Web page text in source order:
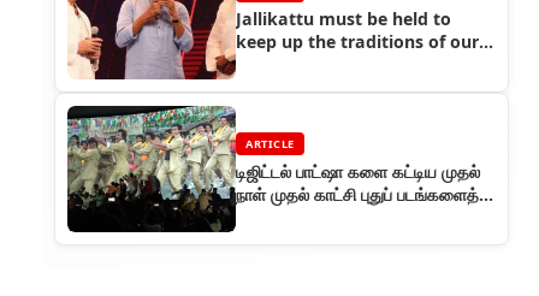
Jallikattu must be held to
keep up the traditions of our
ARTICLE
டிஜிட்டல் பாட்ஷா களை கட்டிய முதல்
நாள் முதல் காட்சி புதுப் படங்களைத்